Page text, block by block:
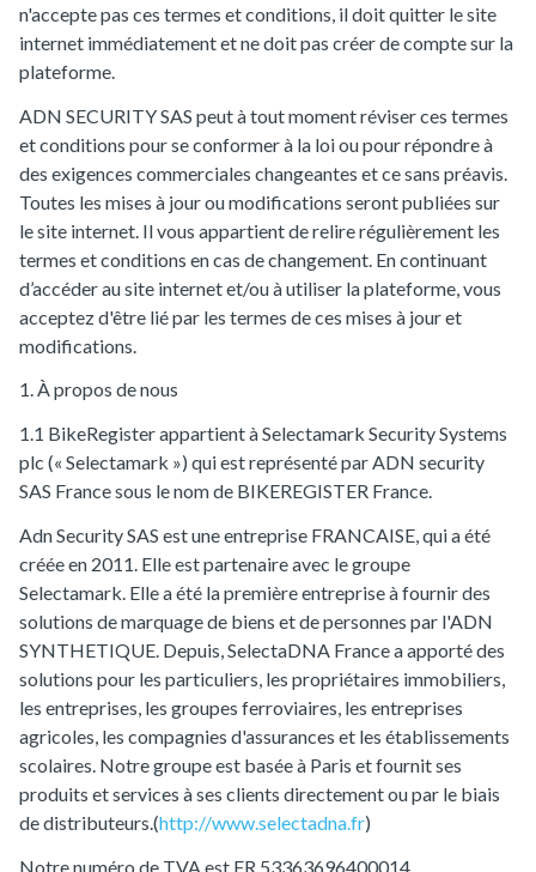
n'accepte pas ces termes et conditions, il doit quitter le site
internet immédiatement et ne doit pas créer de compte sur la
plateforme.
ADN SECURITY SAS peut à tout moment réviser ces termes
et conditions pour se conformer à la loi ou pour répondre à
des exigences commerciales changeantes et ce sans préavis.
Toutes les mises à jour ou modifications seront publiées sur
le site internet. Il vous appartient de relire régulièrement les
termes et conditions en cas de changement. En continuant
d’accéder au site internet et/ou à utiliser la plateforme, vous
acceptez d'être lié par les termes de ces mises à jour et
modifications.
1. À propos de nous
1.1 BikeRegister appartient à Selectamark Security Systems
plc (« Selectamark ») qui est représenté par ADN security
SAS France sous le nom de BIKEREGISTER France.
Adn Security SAS est une entreprise FRANCAISE, qui a été
créée en 2011. Elle est partenaire avec le groupe
Selectamark. Elle a été la première entreprise à fournir des
solutions de marquage de biens et de personnes par l'ADN
SYNTHETIQUE. Depuis, SelectaDNA France a apporté des
solutions pour les particuliers, les propriétaires immobiliers,
les entreprises, les groupes ferroviaires, les entreprises
agricoles, les compagnies d'assurances et les établissements
scolaires. Notre groupe est basée à Paris et fournit ses
produits et services à ses clients directement ou par le biais
de distributeurs.(http://www.selectadna.fr)
Notre numéro de TVA est FR 53363696400014.